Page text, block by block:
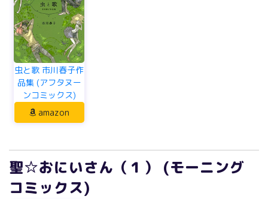
虫と歌 市川春子作
品集 (アフタヌー
ンコミックス)
amazon
聖☆おにいさん（１） (モーニング
コミックス)